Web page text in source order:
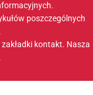
poszczególnych
kontakt. Nasza